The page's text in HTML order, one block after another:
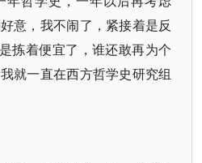
意，我不闹了，紧接着是反
拣着便宜了，谁还敢再为个
就一直在西方哲学史研究组